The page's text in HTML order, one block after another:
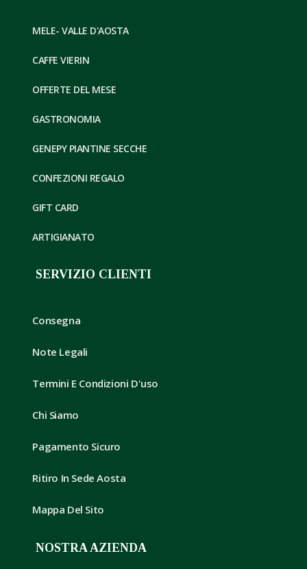
MELE- VALLE D'AOSTA
CAFFE VIERIN
OFFERTE DEL MESE
GASTRONOMIA
GENEPY PIANTINE SECCHE
CONFEZIONI REGALO
GIFT CARD
ARTIGIANATO
SERVIZIO CLIENTI
Consegna
Note Legali
Termini E Condizioni D'uso
Chi Siamo
Pagamento Sicuro
Ritiro In Sede Aosta
Mappa Del Sito
NOSTRA AZIENDA